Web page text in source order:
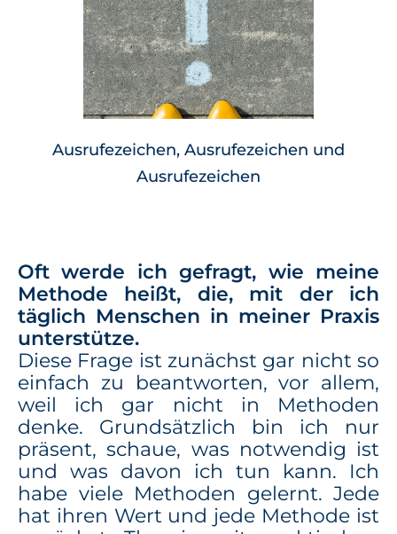
Ausrufezeichen, Ausrufezeichen und
Ausrufezeichen
Oft werde ich gefragt, wie meine
Methode heißt, die, mit der ich
täglich Menschen in meiner Praxis
unterstütze.
Diese Frage ist zunächst gar nicht so
einfach zu beantworten, vor allem,
weil ich gar nicht in Methoden
denke. Grundsätzlich bin ich nur
präsent, schaue, was notwendig ist
und was davon ich tun kann. Ich
habe viele Methoden gelernt. Jede
hat ihren Wert und jede Methode ist